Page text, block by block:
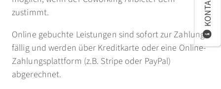
zustimmt.
Online gebuchte Leistungen sind sofort zur Zahlung
fällig und werden über Kreditkarte oder eine Online-
Zahlungsplattform (z.B. Stripe oder PayPal)
abgerechnet.
KONTAKT